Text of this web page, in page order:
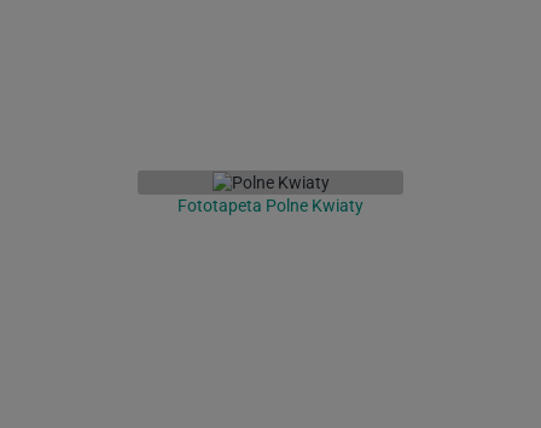
Fototapeta Polne Kwiaty